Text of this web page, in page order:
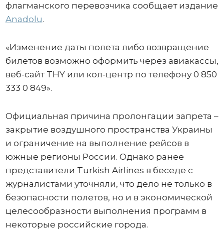
флагманского перевозчика сообщает издание
Anadolu.
«Изменение даты полета либо возвращение
билетов возможно оформить через авиакассы,
веб-сайт THY или кол-центр по телефону 0 850
333 0 849».
Официальная причина пролонгации запрета –
закрытие воздушного пространства Украины
и ограничение на выполнение рейсов в
южные регионы России. Однако ранее
представители Turkish Airlines в беседе с
журналистами уточняли, что дело не только в
безопасности полетов, но и в экономической
целесообразности выполнения программ в
некоторые российские города.